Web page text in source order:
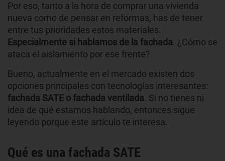
Por eso, tanto a la hora de comprar una vivienda
nueva como de pensar en reformas, has de tener
entre tus prioridades estos materiales.
Especialmente si hablamos de la fachada. ¿Cómo se
ataca el aislamiento por ese frente?
Bueno, actualmente en el mercado existen dos
opciones principales con tecnologías interesantes:
fachada SATE o fachada ventilada. Si no tienes ni
idea de qué estamos hablando, entonces sigue
leyendo porque este artículo te interesa.
Qué es una fachada SATE